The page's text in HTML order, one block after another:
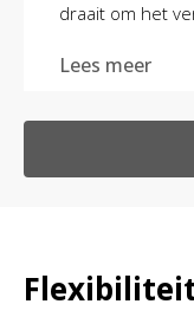
draait om het
Lees meer